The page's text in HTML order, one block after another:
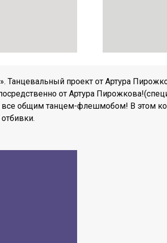
Танцевальный проект от Артура
от Артура
все общим танцем-флешмобом! В этом